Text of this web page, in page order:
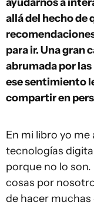
allá del hecho de
para ir. Una gran
abrumada por
ese sentimiento
compartir en
En mi libro yo
tecnologías
porque no lo
cosas por
de hacer